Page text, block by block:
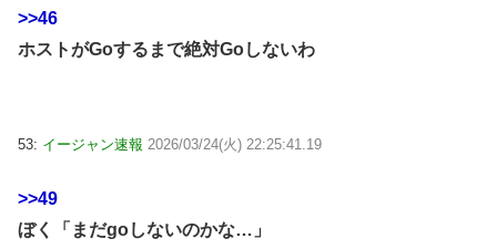
>>46
ホストがGoするまで絶対Goしないわ
53: イージャン速報 2026/03/24(火) 22:25:41.19
>>49
ぼく「まだgoしないのかな…」